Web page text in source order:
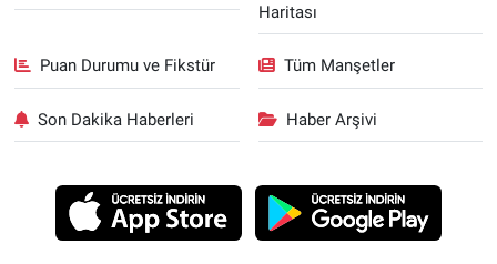
Haritası
Puan Durumu ve Fikstür Tüm Manşetler
Son Dakika Haberleri Haber Arşivi